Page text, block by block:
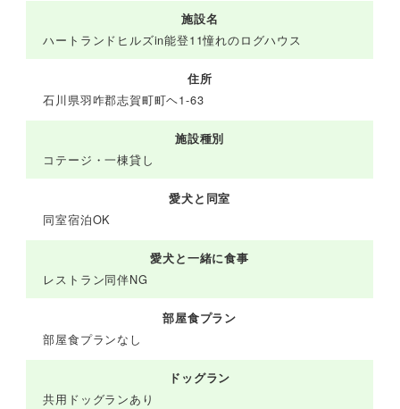
施設名
ハートランドヒルズin能登11憧れのログハウス
住所
石川県羽咋郡志賀町町ヘ1-63
施設種別
コテージ・一棟貸し
愛犬と同室
同室宿泊OK
愛犬と一緒に食事
レストラン同伴NG
部屋食プラン
部屋食プランなし
ドッグラン
共用ドッグランあり